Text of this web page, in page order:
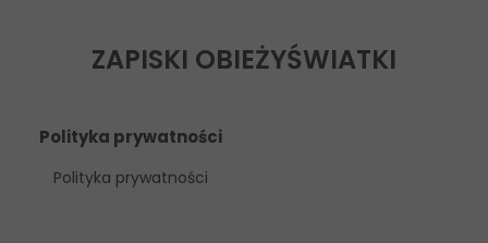
ZAPISKI OBIEŻYŚWIATKI
Polityka prywatności
Polityka prywatności